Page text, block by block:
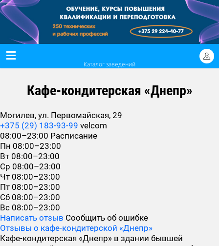
Каталог заведений
Кафе-кондитерская «Днепр»
Могилев, ул. Первомайская, 29
+375 (29) 183-93-99 velcom
08:00–23:00 Расписание
Пн 08:00–23:00
Вт 08:00–23:00
Ср 08:00–23:00
Чт 08:00–23:00
Пт 08:00–23:00
Сб 08:00–23:00
Вс 08:00–23:00
Написать отзыв Сообщить об ошибке
Отзывы о кафе-кондитерской «Днепр»
Кафе-кондитерская «Днепр» в здании бывшей